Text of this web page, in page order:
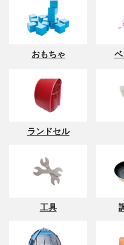
おもちゃ
ランドセル
工具